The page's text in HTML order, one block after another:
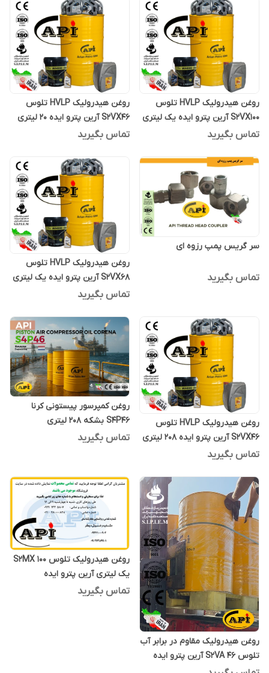
روغن هیدرولیک HVLP تلوس
S2VX100 آرین پترو ایده یک لیتری
تماس بگیرید
روغن هیدرولیک HVLP تلوس
S2VX46 آرین پترو ایده 20 لیتری
تماس بگیرید
سر گریس پمپ رزوه ای
تماس بگیرید
روغن هیدرولیک HVLP تلوس
S2VX68 آرین پترو ایده یک لیتری
تماس بگیرید
روغن هیدرولیک HVLP تلوس
S2VX46 آرین پترو ایده 208 لیتری
تماس بگیرید
روغن کمپرسور پیستونی کرنا
S4P46 بشکه 208 لیتری
تماس بگیرید
روغن هیدرولیک مقاوم در برابر آب
تلوس S2VA 46 آرین پترو ایده
بشکه 208 لیتری
روغن هیدرولیک تلوس S2MX 100
یک لیتری آرین پترو ایده
تماس بگیرید